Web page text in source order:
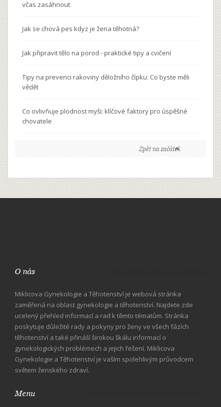
včas zasáhnout
Jak se chová pes kdyz je žena těhotná?
Jak připravit tělo na porod - praktické tipy a cvičení
Tipy na prevenci rakoviny děložního čípku: Co byste měli
vědět
Co ovlivňuje plodnost myši: klíčové faktory pro úspěšné
chovatele
Zpět na začátek
O nás
Miklicova Gynekologie a Těhotenství je webová stránka
zaměřená na oblast gynekologie a těhotenství. Najdete zde
ucelený přehled informací a rad k těmto tématům. Stránka
poskytuje důležité rady a pokyny pro ženy ve všech fázích
těhotenství a také přináší širokou škálu informací o
gynekologických problémech a jejich řešení. Miklicova
Gynekologie a Těhotenství je vaším spolehlivým průvodcem
světem ženského zdraví.
Menu